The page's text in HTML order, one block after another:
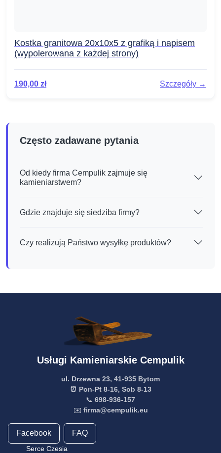
Kostka granitowa 20x10x5 z grafiką i napisem
(wypolerowana z każdej strony)
190,00 zł Szczegóły →
Często zadawane pytania
Od kiedy firma Cempulik zajmuje się
kamieniarstwem?
Gdzie znajduje się siedziba firmy?
Czy realizują Państwo wysyłkę produktów?
Usługi Kamieniarskie Cempulik
ul. Drzewna 23, 41-935 Bytom
⏰ Pon-Pt 8-16, Sob 8-13
📞 698-936-157
✉️ firma@cempulik.eu
Facebook FAQ
Serce Czesia